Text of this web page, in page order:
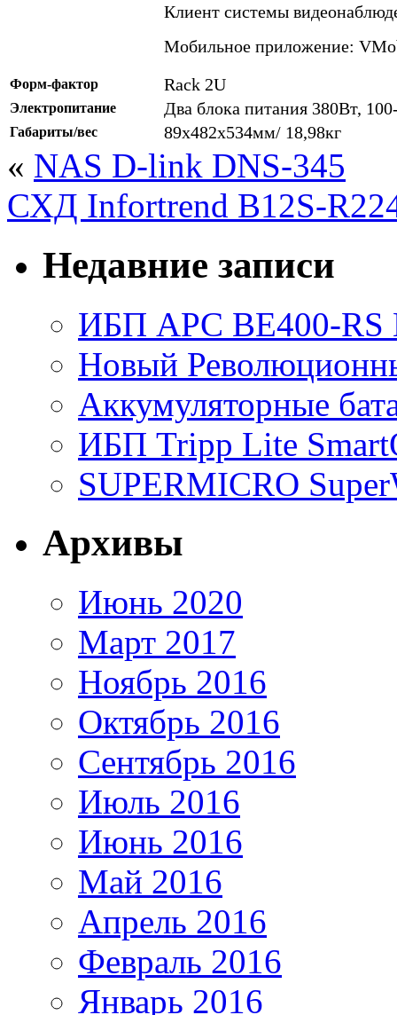
Клиент системы
Мобильное приложение:
Форм-фактор Rack 2U
Электропитание Два блока питания 380Вт,
Габариты/вес 89х482х534мм/ 18,98кг
« NAS D-link DNS-345
СХД Infortrend B12S-
Недавние записи
ИБП APC BE400-RS
Новый
Аккумуляторные
ИБП Tripp Lite
SUPERMICRO
Архивы
Июнь 2020
Март 2017
Ноябрь 2016
Октябрь 2016
Сентябрь 2016
Июль 2016
Июнь 2016
Май 2016
Апрель 2016
Февраль 2016
Январь 2016